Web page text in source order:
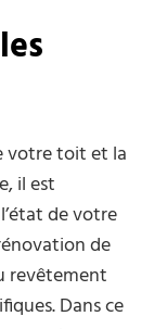
votre toit et la
il est
de votre
de
revêtement
Dans ce